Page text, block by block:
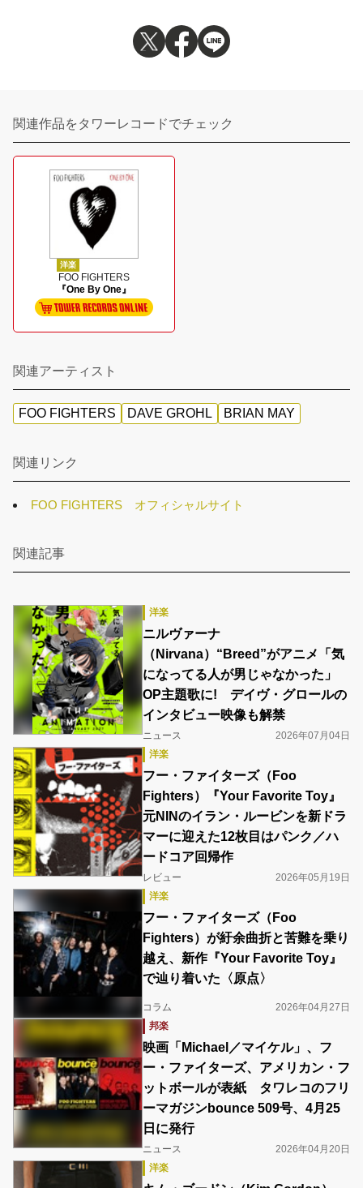
関連作品をタワーレコードでチェック
洋楽
FOO FIGHTERS
『One By One』
関連アーティスト
FOO FIGHTERS DAVE GROHL BRIAN MAY
関連リンク
FOO FIGHTERS オフィシャルサイト
関連記事
洋楽
ニルヴァーナ
（Nirvana）“Breed”がアニメ「気
になってる人が男じゃなかった」
OP主題歌に! デイヴ・グロールの
インタビュー映像も解禁
ニュース
2026年07月04日
洋楽
フー・ファイターズ（Foo
Fighters）『Your Favorite Toy』
元NINのイラン・ルービンを新ドラ
マーに迎えた12枚目はパンク／ハ
ードコア回帰作
レビュー
2026年05月19日
洋楽
フー・ファイターズ（Foo
Fighters）が紆余曲折と苦難を乗り
越え、新作『Your Favorite Toy』
で辿り着いた〈原点〉
コラム
2026年04月27日
邦楽
映画「Michael／マイケル」、フ
ー・ファイターズ、アメリカン・フ
ットボールが表紙 タワレコのフリ
ーマガジンbounce 509号、4月25
日に発行
ニュース
2026年04月20日
洋楽